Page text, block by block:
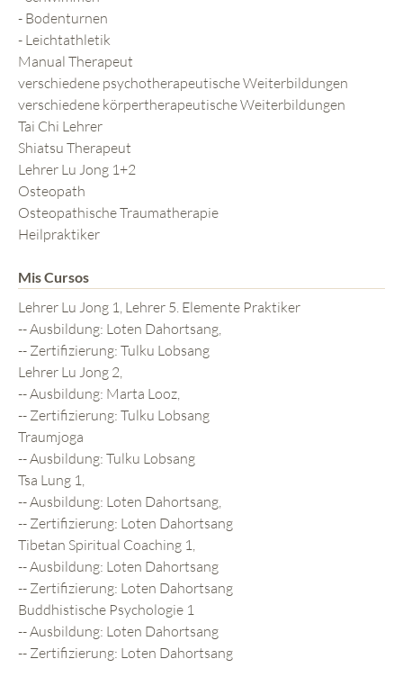
- Bodenturnen
- Leichtathletik
Manual Therapeut
verschiedene psychotherapeutische Weiterbildungen
verschiedene körpertherapeutische Weiterbildungen
Tai Chi Lehrer
Shiatsu Therapeut
Lehrer Lu Jong 1+2
Osteopath
Osteopathische Traumatherapie
Heilpraktiker
Mis Cursos
Lehrer Lu Jong 1, Lehrer 5. Elemente Praktiker
-- Ausbildung: Loten Dahortsang,
-- Zertifizierung: Tulku Lobsang
Lehrer Lu Jong 2,
-- Ausbildung: Marta Looz,
-- Zertifizierung: Tulku Lobsang
Traumjoga
-- Ausbildung: Tulku Lobsang
Tsa Lung 1,
-- Ausbildung: Loten Dahortsang,
-- Zertifizierung: Loten Dahortsang
Tibetan Spiritual Coaching 1,
-- Ausbildung: Loten Dahortsang
-- Zertifizierung: Loten Dahortsang
Buddhistische Psychologie 1
-- Ausbildung: Loten Dahortsang
-- Zertifizierung: Loten Dahortsang